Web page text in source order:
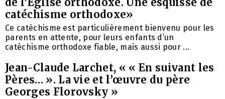
catéchisme orthodoxe»
Ce catéchisme est particulièrement bienvenu pour les
parents en attente, pour leurs enfants d’un
catéchisme orthodoxe fiable, mais aussi pour ...
Jean-Claude Larchet, « « En suivant les
Pères… ». La vie et l’œuvre du père
Georges Florovsky »